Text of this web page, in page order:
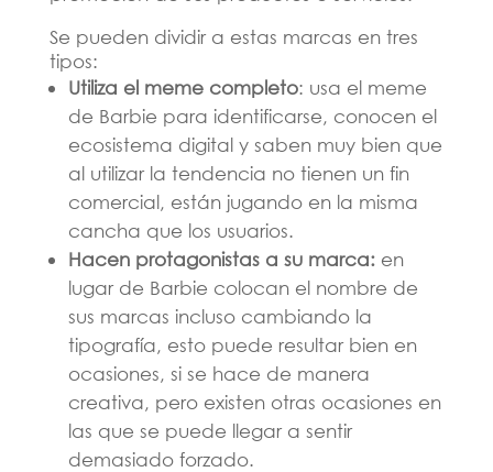
Se pueden dividir a estas marcas en tres
tipos:
Utiliza el meme completo: usa el meme
de Barbie para identificarse, conocen el
ecosistema digital y saben muy bien que
al utilizar la tendencia no tienen un fin
comercial, están jugando en la misma
cancha que los usuarios.
Hacen protagonistas a su marca:en
lugar de Barbie colocan el nombre de
sus marcas incluso cambiando la
tipografía, esto puede resultar bien en
ocasiones, si se hace de manera
creativa, pero existen otras ocasiones en
las que se puede llegar a sentir
demasiado forzado.